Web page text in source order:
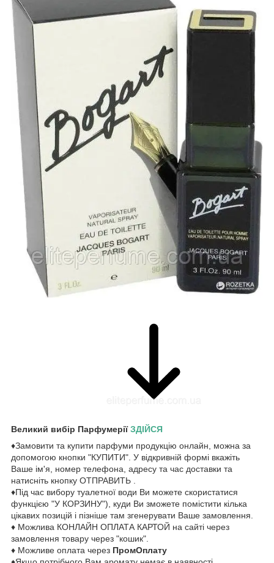
Великий вибір ПарфумеріїЗДІЙСЯ
♦Замовити та купити парфуми продукцію онлайн, можна за
допомогою кнопки "КУПИТИ". У відкривній формі вкажіть
Ваше ім'я, номер телефона, адресу та час доставки та
натисніть кнопку ОТПРАВИТЬ .
♦Під час вибору туалетної води Ви можете скористатися
функцією "У КОРЗИНУ"), куди Ви зможете помістити кілька
цікавих позицій і пізніше там згенерувати Ваше замовлення.
♦ Можлива КОНЛАЙН ОПЛАТА КАРТОЙ на сайті через
замовлення товару через "кошик".
♦ Можливе оплата через ПромОплату